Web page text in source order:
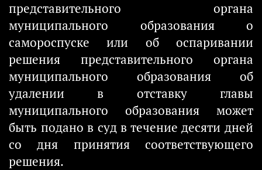
представительного органа
муниципального образования о
самороспуске или об оспаривании
решения представительного органа
муниципального образования об
удалении в отставку главы
муниципального образования может
быть подано в суд в течение десяти дней
со дня принятия соответствующего
решения.